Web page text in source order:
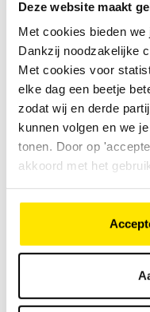
Deze website maakt
Met cookies bieden
Dankzij noodzakelijke
Met cookies voor
elke dag een beetje
zodat wij en derde
kunnen volgen en we
tonen. Door op
akkoord met het
langs met je fiets of
moment.
Hoe lang
gemiddeld?
Kleine reparaties
onderhoudsbeurten
Kan ik mijn